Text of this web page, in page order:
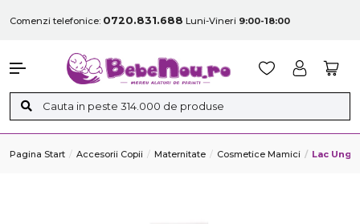
Comenzi telefonice: 0720.831.688 Luni-Vineri 9:00-18:00
Pagina Start Accesorii Copii Maternitate Cosmetice Mamici Lac